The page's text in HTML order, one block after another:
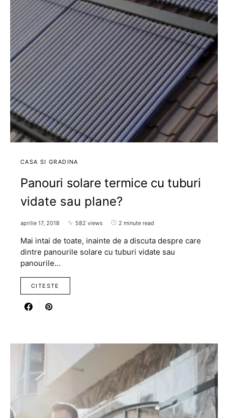
CASA SI GRADINA
Panouri solare termice cu tuburi
vidate sau plane?
aprilie 17, 2018 582 views 2 minute read
Mai intai de toate, inainte de a discuta despre care
dintre panourile solare cu tuburi vidate sau
panourile…
CITESTE